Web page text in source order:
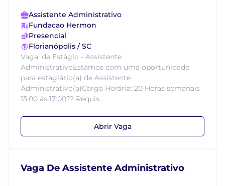
Assistente Administrativo
Fundacao Hermon
Presencial
Florianópolis / SC
Vaga: de Estágio - Assistente
AdministrativoEstamos com uma oportunidade
para estagiário(a) de Assistente
Administrativo(a)Carga Horária: 20 Horas semanais
13:00 ás 17:00?? Requis...
Abrir Vaga
Vaga De Assistente Administrativo